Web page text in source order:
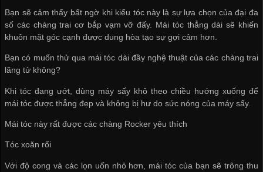
Bạn sẽ cảm thấy bất ngờ khi kiểu tóc này là sự lựa chọn của đại đa
số các chàng trai cơ bắp vạm vỡ đấy. Mái tóc thẳng dài sẽ khiến
khuôn mặt góc cạnh được dung hòa tạo sự gợi cảm hơn.
Bạn có muốn thử qua mái tóc dài đầy nghệ thuật của các chàng trai
lãng tử không?
Khi tóc đang ướt, dùng máy sấy khô theo chiều hướng xuống để
mái tóc được thẳng đẹp và không bị hư do sức nóng của máy sấy.
Mái tóc này rất được các chàng Rocker yêu thích
Tóc xoăn rối
Với độ cong và các lọn uốn nhỏ hơn, mái tóc của bạn sẽ trông thu